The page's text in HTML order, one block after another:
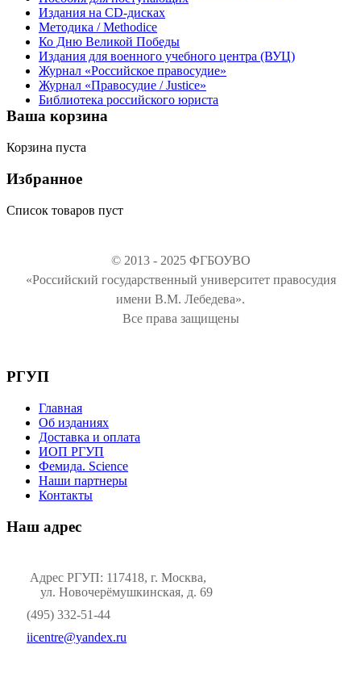
Издания на CD-дисках
Методика / Methodice
Ко Дню Великой Победы
Издания для военного учебного центра (ВУЦ)
Журнал «Российское правосудие»
Журнал «Правосудие / Justice»
Библиотека российского юриста
Ваша корзина
Корзина пуста
Избранное
Список товаров пуст
© 2013 - 2025 ФГБОУВО
«Российский государственный университет правосудия
имени В.М. Лебедева».
Все права защищены
РГУП
Главная
Об изданиях
Доставка и оплата
ИОП РГУП
Фемида. Science
Наши партнеры
Контакты
Наш адрес
Адрес РГУП: 117418, г. Москва,
ул. Новочерёмушкинская, д. 69
(495) 332-51-44
iicentre@yandex.ru